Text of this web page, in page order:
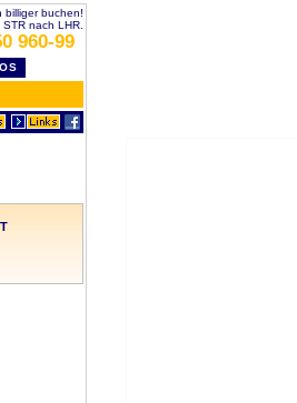
billiger buchen!
nach LHR.
960-99